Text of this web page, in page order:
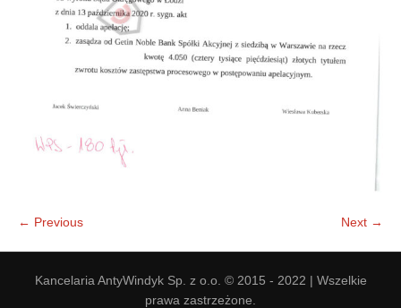
← Previous Next →
Kancelaria AntyWindyk Sp. z o.o. © 2015 - 2022 | Wszelkie
prawa zastrzeżone.